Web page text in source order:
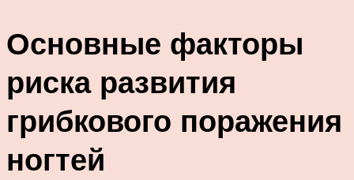
Основные факторы
риска развития
грибкового поражения
ногтей